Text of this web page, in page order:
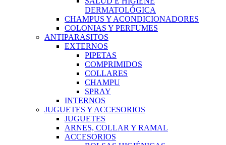
DERMATOLÓGICA
CHAMPUS Y ACONDICIONADORES
COLONIAS Y PERFUMES
ANTIPARASITOS
EXTERNOS
PIPETAS
COMPRIMIDOS
COLLARES
CHAMPU
SPRAY
INTERNOS
JUGUETES Y ACCESORIOS
JUGUETES
ARNES, COLLAR Y RAMAL
ACCESORIOS